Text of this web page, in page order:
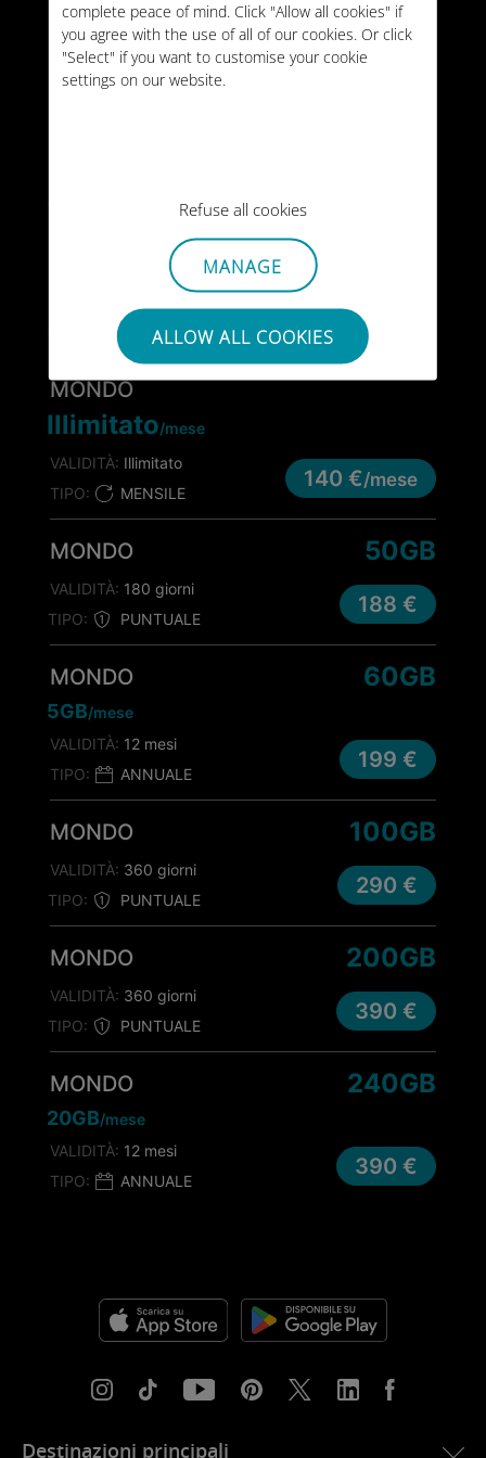
complete peace of mind. Click "Allow all cookies" if
you agree with the use of all of our cookies. Or click
"Select" if you want to customise your cookie
settings on our website.
Refuse all cookies
MANAGE
ALLOW ALL COOKIES
MONDO
TIPO: MENSILE
20GB /mese
VALIDITÀ: Illimitato
44 €/mese
PUNTUALE
PUNTUALE
90 giorni
128 €
MONDO
TIPO: MENSILE
Illimitato/mese
VALIDITÀ: Illimitato
140 €/mese
MONDO
TIPO: PUNTUALE
50GB
VALIDITÀ: 180 giorni
188 €
MONDO
TIPO: ANNUALE
60GB
5GB/mese
VALIDITÀ: 12 mesi
199 €
MONDO
TIPO: PUNTUALE
100GB
VALIDITÀ: 360 giorni
290 €
MONDO
TIPO: PUNTUALE
200GB
VALIDITÀ: 360 giorni
390 €
MONDO
TIPO: ANNUALE
240GB
20GB/mese
VALIDITÀ: 12 mesi
390 €
Destinazioni principali